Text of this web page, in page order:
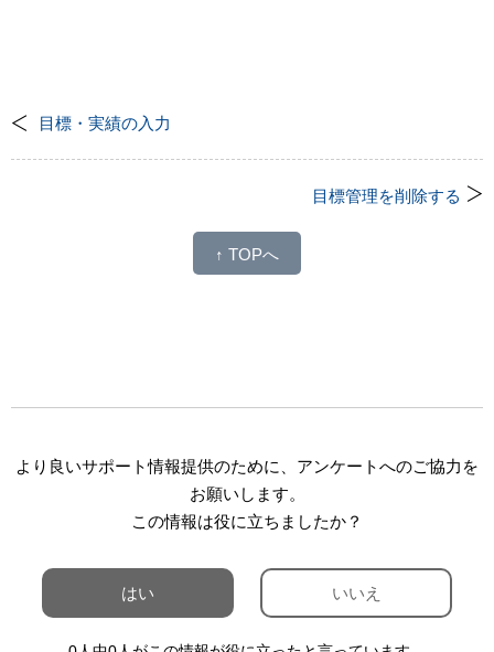
目標・実績の入力
目標管理を削除する
↑ TOPへ
より良いサポート情報提供のために、アンケートへのご協力を
お願いします。
この情報は役に立ちましたか？
はい いいえ